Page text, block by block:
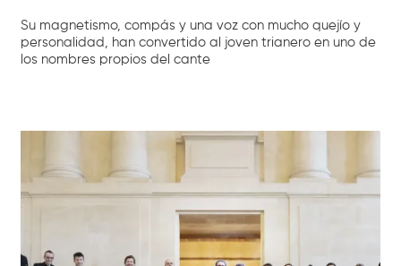
Su magnetismo, compás y una voz con mucho quejío y
personalidad, han convertido al joven trianero en uno de
los nombres propios del cante